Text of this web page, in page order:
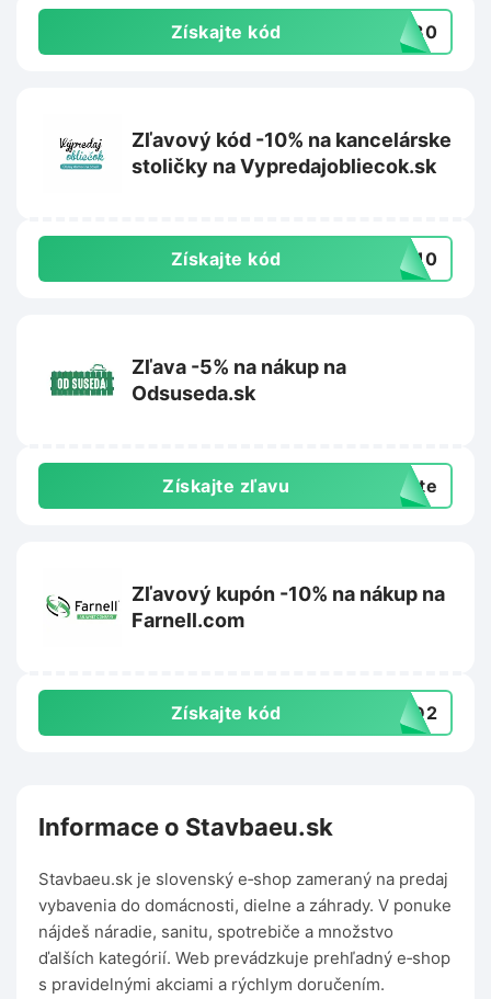
Získajte kód aj30
Zľavový kód -10% na kancelárske
stoličky na Vypredajobliecok.sk
Získajte kód IA10
Zľava -5% na nákup na
Odsuseda.sk
Získajte zľavu exte
Zľavový kupón -10% na nákup na
Farnell.com
Získajte kód 4BD2
Informace o Stavbaeu.sk
Stavbaeu.sk je slovenský e‑shop zameraný na predaj
vybavenia do domácnosti, dielne a záhrady. V ponuke
nájdeš náradie, sanitu, spotrebiče a množstvo
ďalších kategórií. Web prevádzkuje prehľadný e‑shop
s pravidelnými akciami a rýchlym doručením.